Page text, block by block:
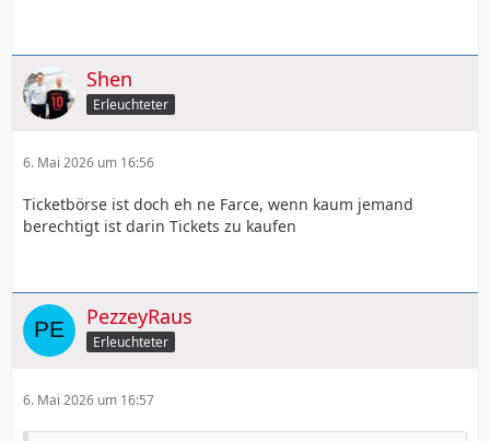
Shen
Erleuchteter
6. Mai 2026 um 16:56
Ticketbörse ist doch eh ne Farce, wenn kaum jemand
berechtigt ist darin Tickets zu kaufen
PezzeyRaus
Erleuchteter
6. Mai 2026 um 16:57